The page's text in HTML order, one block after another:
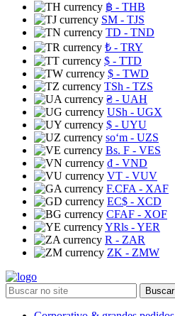
฿ - THB
ЅМ - TJS
TD - TND
₺ - TRY
$ - TTD
$ - TWD
TSh - TZS
₴ - UAH
USh - UGX
$ - UYU
soʻm - UZS
Bs. F - VES
₫ - VND
VT - VUV
F.CFA - XAF
EC$ - XCD
CFAF - XOF
YRls - YER
R - ZAR
ZK - ZMW
Buscar